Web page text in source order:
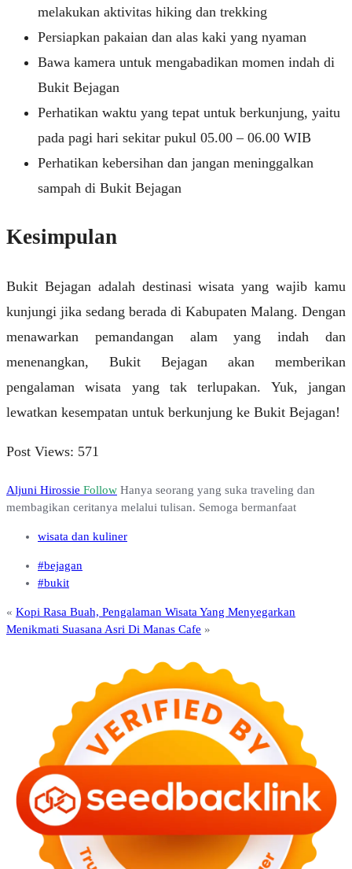
melakukan aktivitas hiking dan trekking
Persiapkan pakaian dan alas kaki yang nyaman
Bawa kamera untuk mengabadikan momen indah di
Bukit Bejagan
Perhatikan waktu yang tepat untuk berkunjung, yaitu
pada pagi hari sekitar pukul 05.00 – 06.00 WIB
Perhatikan kebersihan dan jangan meninggalkan
sampah di Bukit Bejagan
Kesimpulan
Bukit Bejagan adalah destinasi wisata yang wajib kamu
kunjungi jika sedang berada di Kabupaten Malang. Dengan
menawarkan pemandangan alam yang indah dan
menenangkan, Bukit Bejagan akan memberikan
pengalaman wisata yang tak terlupakan. Yuk, jangan
lewatkan kesempatan untuk berkunjung ke Bukit Bejagan!
Post Views: 571
Aljuni Hirossie Follow Hanya seorang yang suka traveling dan
membagikan ceritanya melalui tulisan. Semoga bermanfaat
wisata dan kuliner
#bejagan
#bukit
« Kopi Rasa Buah, Pengalaman Wisata Yang Menyegarkan
Menikmati Suasana Asri Di Manas Cafe »